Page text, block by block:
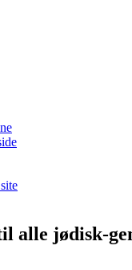
alle jødisk-